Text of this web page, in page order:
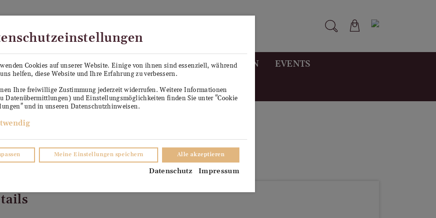
SEPP KÜHLANHÄNGER ANTON VERKOSTUNGEN EVENTS
Cookies auf unserer Website. Einige von ihnen sind essenziell, während
helfen, diese Website und Ihre Erfahrung zu verbessern.
Ihre freiwillige Zustimmung jederzeit widerrufen. Weitere Informationen
Datenübermittlungen) und Einstellungsmöglichkeiten finden Sie unter "Cookie
und in unseren Datenschutzhinweisen.
Meine Einstellungen speichern Alle akzeptieren
Datenschutz Impressum